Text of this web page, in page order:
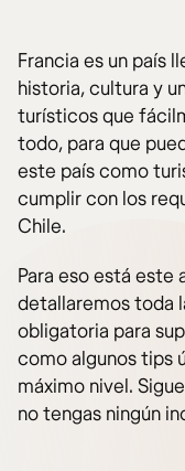
Francia es un país
historia, cultura y
turísticos que
todo, para que
este país como
cumplir con los
Chile.
Para eso está este
detallaremos toda
obligatoria para
como algunos tips
máximo nivel.
no tengas ningún